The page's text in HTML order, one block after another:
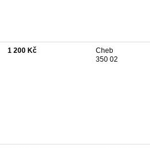
1 200 Kč
Cheb
350 02